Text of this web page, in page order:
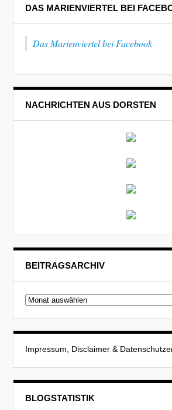
DAS MARIENVIERTEL BEI
Das Marienviertel bei Facebook
NACHRICHTEN AUS DORSTEN
BEITRAGSARCHIV
Beitragsarchiv
Impressum, Disclaimer &
BLOGSTATISTIK